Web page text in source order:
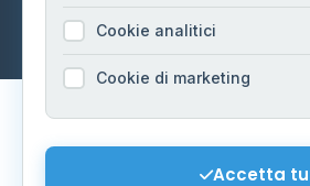
Dati forniti daMinistero delle
Cookie analitici
Cookie di marketing
Accetta